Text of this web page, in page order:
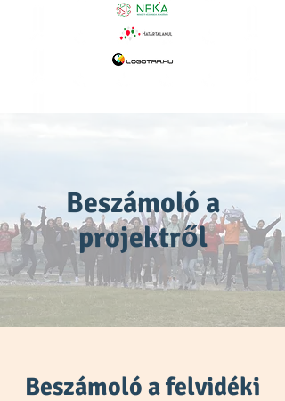
Beszámoló a
projektről
Beszámoló a felvidéki